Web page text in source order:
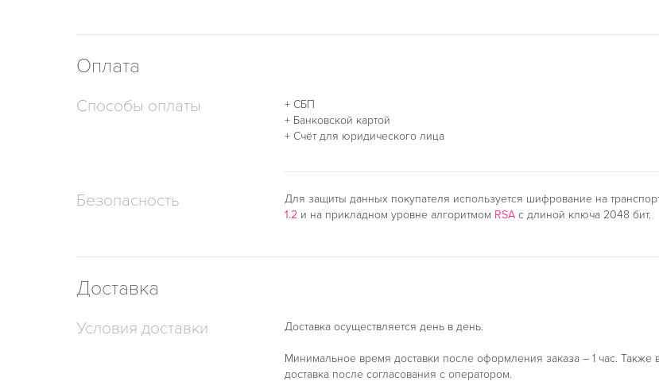
Оплата
Способы оплаты
+ СБП
+ Банковской картой
+ Счёт для юридического лица
Безопасность Для защиты данных покупателя используется шифрование на
1.2 и на прикладном уровне алгоритмом RSA с длиной ключа 2048 бит.
Доставка
Условия доставки Доставка осуществляется день в день.
Минимальное время доставки после оформления заказа – 1 час. Также
доставка после согласования с оператором.